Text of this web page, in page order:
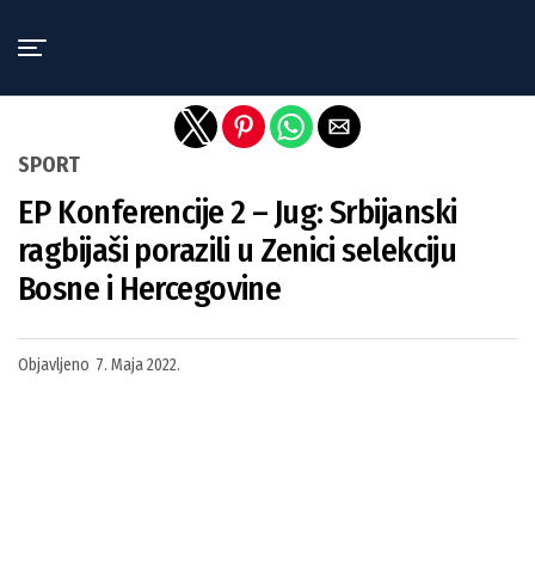
SPORT
EP Konferencije 2 – Jug: Srbijanski
ragbijaši porazili u Zenici selekciju
Bosne i Hercegovine
Objavljeno 7. Maja 2022.